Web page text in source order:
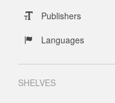
Publishers
Languages
SHELVES